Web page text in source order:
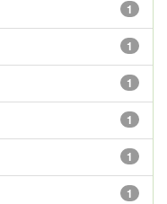
1
1
1
1
1
1